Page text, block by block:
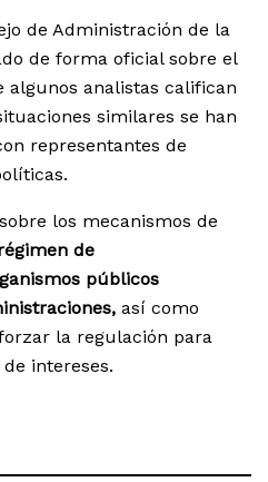
de Administración de la
de forma oficial sobre el
algunos analistas califican
similares se han
representantes de
los mecanismos de
de
públicos
así como
la regulación para
intereses.